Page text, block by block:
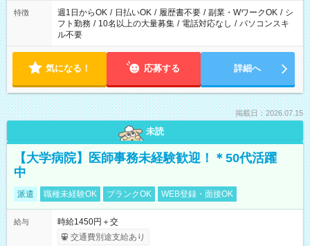
ください！
特徴 週1日からOK / 日払いOK / 履歴書不要 / 副業・WワークOK / シ
フト勤務 / 10名以上の大量募集 / 電話対応なし / パソコンスキ
ル不要
気になる！ 応募する 詳細へ
掲載日：2026.07.15
未読
【大学病院】医師事務未経験歓迎！＊50代活躍
中
派遣 職種未経験OK ブランクOK WEB登録・面接OK
給与
時給1450円＋交
交通費別途支給あり